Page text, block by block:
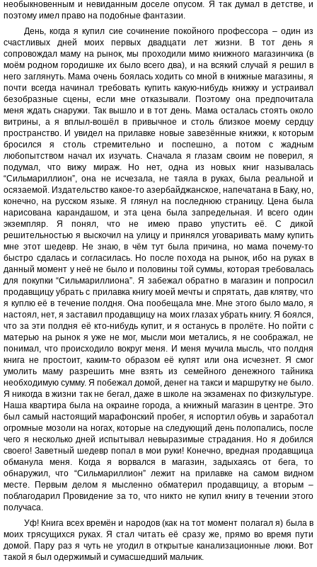
необыкновенным и невиданным доселе опусом. Я так думал в детстве, и
поэтому имел право на подобные фантазии.
День, когда я купил сие сочинение покойного профессора – один из
счастливых дней моих первых двадцати лет жизни. В тот день я
сопровождал маму на рынок, мы проходили мимо книжного магазинчика (в
моём родном городишке их было всего два), и на всякий случай я решил в
него заглянуть. Мама очень боялась ходить со мной в книжные магазины, я
почти всегда начинал требовать купить какую-нибудь книжку и устраивал
безобразные сцены, если мне отказывали. Поэтому она предпочитала
меня ждать снаружи. Так вышло и в тот день. Мама осталась стоять около
витрины, а я вплыл-вошёл в привычное и столь близкое моему сердцу
пространство. И увидел на прилавке новые завезённые книжки, к которым
бросился я столь стремительно и поспешно, а потом с жадным
любопытством начал их изучать. Сначала я глазам своим не поверил, я
подумал, что вижу мираж. Но нет, одна из новых книг называлась
“Сильмариллион”, она не исчезала, не таяла в руках, была реальной и
осязаемой. Издательство какое-то азербайджанское, напечатана в Баку, но,
конечно, на русском языке. Я глянул на последнюю страницу. Цена была
нарисована карандашом, и эта цена была запредельная. И всего один
экземпляр. Я понял, что не имею право упустить её. С дикой
решительностью я выскочил на улицу и принялся уговаривать маму купить
мне этот шедевр. Не знаю, в чём тут была причина, но мама почему-то
быстро сдалась и согласилась. Но после похода на рынок, ибо на руках в
данный момент у неё не было и половины той суммы, которая требовалась
для покупки “Сильмариллиона”. Я забежал обратно в магазин и попросил
продавщицу убрать с прилавка книгу моей мечты и спрятать, дав клятву, что
я куплю её в течение полдня. Она пообещала мне. Мне этого было мало, я
настоял, нет, я заставил продавщицу на моих глазах убрать книгу. Я боялся,
что за эти полдня её кто-нибудь купит, и я останусь в пролёте. Но пойти с
матерью на рынок я уже не мог, мысли мои метались, я не соображал, не
понимал, что происходило вокруг меня. И меня мучила мысль, что полдня
книга не простоит, каким-то образом её купят или она исчезнет. Я смог
умолить маму разрешить мне взять из семейного денежного тайника
необходимую сумму. Я побежал домой, денег на такси и маршрутку не было.
Я никогда в жизни так не бегал, даже в школе на экзаменах по физкультуре.
Наша квартира была на окраине города, а книжный магазин в центре. Это
был самый настоящий марафонский пробег, я испортил обувь и заработал
огромные мозоли на ногах, которые на следующий день полопались, после
чего я несколько дней испытывал невыразимые страдания. Но я добился
своего! Заветный шедевр попал в мои руки! Конечно, вредная продавщица
обманула меня. Когда я ворвался в магазин, задыхаясь от бега, то
обнаружил, что “Сильмариллион” лежит на прилавке на самом видном
месте. Первым делом я мысленно обматерил продавщицу, а вторым –
поблагодарил Провидение за то, что никто не купил книгу в течении этого
получаса.
Уф! Книга всех времён и народов (как на тот момент полагал я) была в
моих трясущихся руках. Я стал читать её сразу же, прямо во время пути
домой. Пару раз я чуть не угодил в открытые канализационные люки. Вот
такой я был одержимый и сумасшедший мальчик.